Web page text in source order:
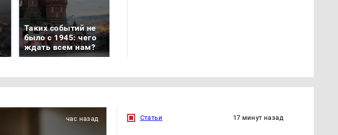
Таких событий не
было с 1945: чего
ждать всем нам?
час назад Статьи 17 минут назад